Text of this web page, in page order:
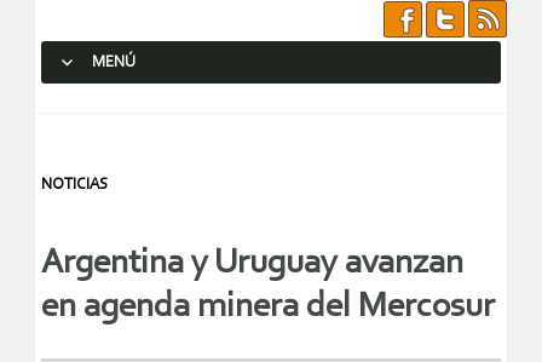
MENÚ
NOTICIAS
Argentina y Uruguay avanzan
en agenda minera del Mercosur